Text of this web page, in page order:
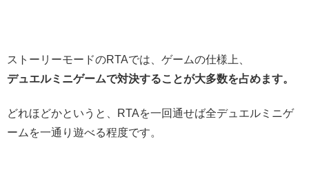
ストーリーモードのRTAでは、ゲームの仕様上、
デュエルミニゲームで対決することが大多数を占めます。
どれほどかというと、RTAを一回通せば全デュエルミニゲ
ームを一通り遊べる程度です。